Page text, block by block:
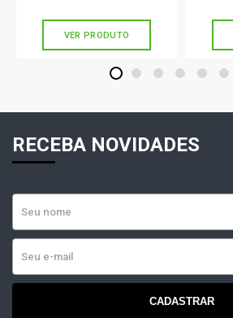
VER PRODUTO
1 2 3 4 5 6
RECEBA NOVIDADES
CADASTRAR